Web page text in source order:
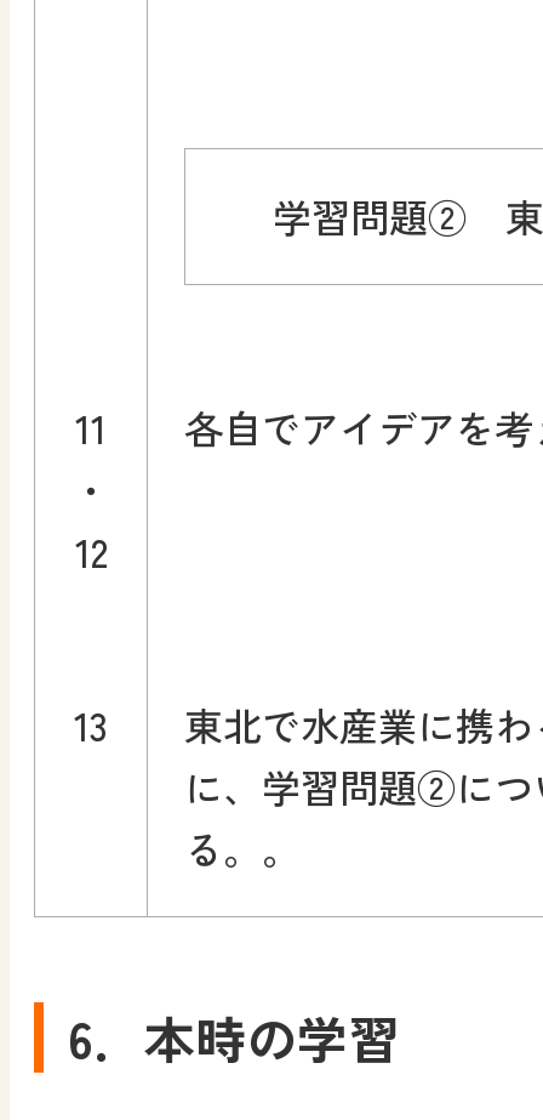
学習問題② 東
11
・
12
各自でアイデアを
13
東北で水産業に携
に、学習問題②に
る。。
6．本時の学習